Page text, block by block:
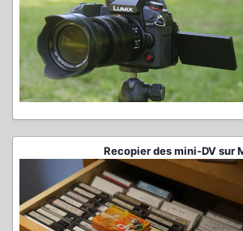
Recopier des mini-DV sur